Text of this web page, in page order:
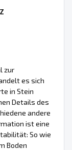
zur
es sich
in Stein
Details des
andere
ist eine
So wie
Boden